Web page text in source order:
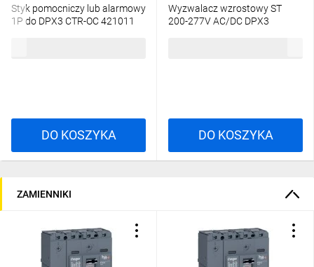
Styk pomocniczy lub alarmowy
1P do DPX3 CTR-OC 421011
DO KOSZYKA
Wyzwalacz wzrostowy ST
200-277V AC/DC DPX3
DO KOSZYKA
ZAMIENNIKI